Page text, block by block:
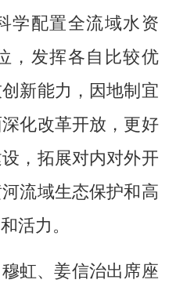
学配置全流域水资
，发挥各自比较优
新能力，因地制宜
化改革开放，更好
，拓展对内对外开
流域生态保护和高
活力。
虹、姜信治出席座